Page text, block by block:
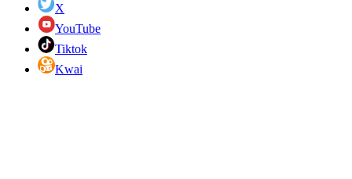
X
YouTube
Tiktok
Kwai